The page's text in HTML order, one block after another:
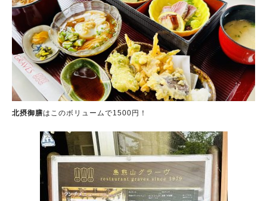
北摂御膳はこのボリュームで1500円！